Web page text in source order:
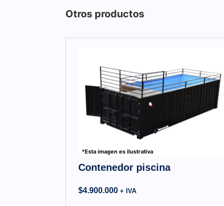
Otros productos
*Esta imagen es ilustrativa
Contenedor piscina
$4.900.000 + IVA